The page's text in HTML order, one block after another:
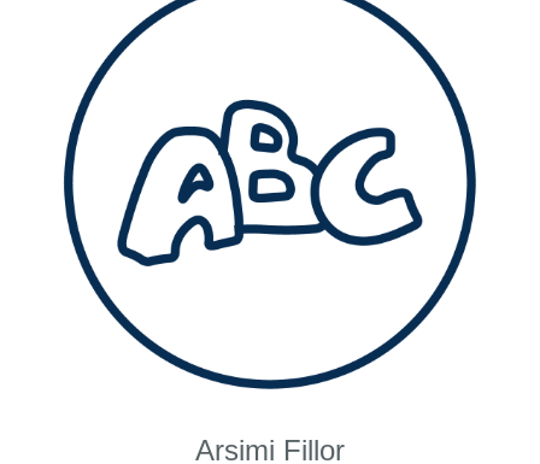
Arsimi Fillor